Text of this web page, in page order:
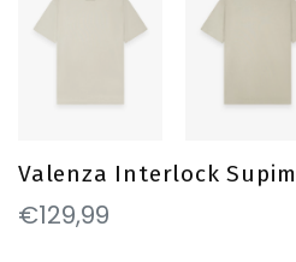
Valenza Interlock
€129,99